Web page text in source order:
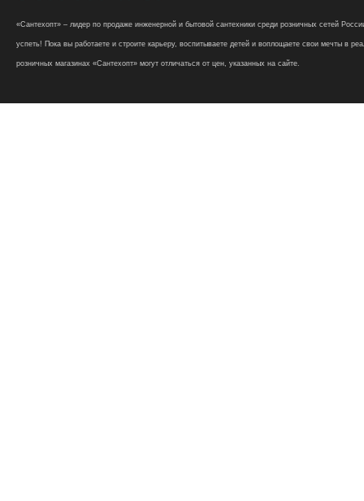
«Сантехопт» – лидер по продаже инженерной и бытовой сантехники среди розничных сетей
успеть! Пока вы работаете и строите карьеру, воспитываете детей и воплощаете свои мечты в
розничных магазинах «Сантехопт» могут отличаться от цен, указанных на сайте.